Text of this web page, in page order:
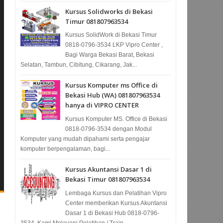
Kursus Solidworks di Bekasi
Timur 081807963534
Kursus SolidWork di Bekasi Timur
0818-0796-3534 LKP Vipro Center ,
Bagi Warga Bekasi Barat, Bekasi
Selatan, Tambun, Cibitung, Cikarang, Jak...
Kursus Komputer ms Office di
Bekasi Hub (WA) 081807963534
hanya di VIPRO CENTER
Kursus Komputer MS. Office di Bekasi
0818-0796-3534 dengan Modul
Komputer yang mudah dipahami serta pengajar
komputer berpengalaman, bagi...
Kursus Akuntansi Dasar 1 di
Bekasi Timur 081807963534
Lembaga Kursus dan Pelatihan Vipro
Center memberikan Kursus Akuntansi
Dasar 1 di Bekasi Hub 0818-0796-